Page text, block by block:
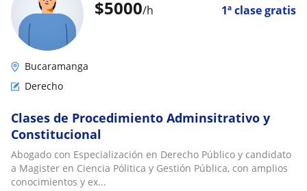
$5000/h 1ª clase gratis
Bucaramanga
Derecho
Clases de Procedimiento Adminsitrativo y
Constitucional
Abogado con Especialización en Derecho Público y candidato
a Magister en Ciencia Pólitica y Gestión Pública, con amplios
conocimientos y ex...